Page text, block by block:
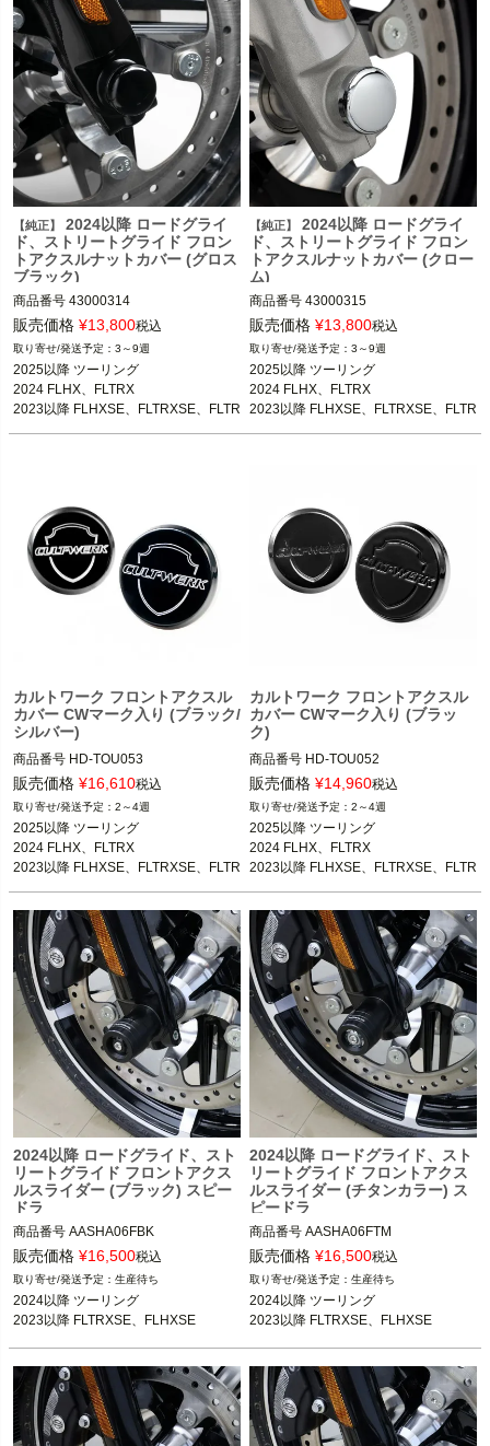
【純正】
2024以降 ロードグライ
ド、ストリートグライド フロン
トアクスルナットカバー (グロス
ブラック)
商品番号 43000314
販売価格 ¥13,800税込
3～9週
2025以降 ツーリング
2024 FLHX、FLTRX
2023以降 FLHXSE、FLTRXSE、FLTR
【純正】
2024以降 ロードグライ
ド、ストリートグライド フロン
トアクスルナットカバー (クロー
ム)
商品番号 43000315
販売価格 ¥13,800税込
3～9週
2025以降 ツーリング
2024 FLHX、FLTRX
2023以降 FLHXSE、FLTRXSE、FLTR
カルトワーク フロントアクスル
カバー CWマーク入り (ブラック/
シルバー)
商品番号 HD-TOU053
販売価格 ¥16,610税込
2～4週
2025以降 ツーリング
2024 FLHX、FLTRX
2023以降 FLHXSE、FLTRXSE、FLTR
カルトワーク フロントアクスル
カバー CWマーク入り (ブラッ
ク)
商品番号 HD-TOU052
販売価格 ¥14,960税込
2～4週
2025以降 ツーリング
2024 FLHX、FLTRX
2023以降 FLHXSE、FLTRXSE、FLTR
2024以降 ロードグライド、スト
リートグライド フロントアクス
ルスライダー (ブラック) スピー
ドラ
商品番号 AASHA06FBK
販売価格 ¥16,500税込
生産待ち
2024以降 ツーリング
2023以降 FLTRXSE、FLHXSE
2024以降 ロードグライド、スト
リートグライド フロントアクス
ルスライダー (チタンカラー) ス
ピードラ
商品番号 AASHA06FTM
販売価格 ¥16,500税込
生産待ち
2024以降 ツーリング
2023以降 FLTRXSE、FLHXSE